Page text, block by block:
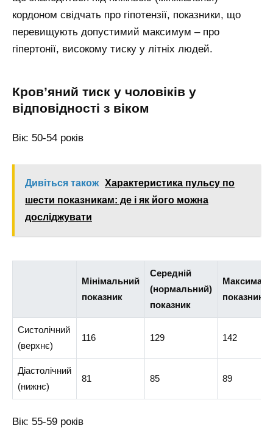
кордоном свідчать про гіпотензії, показники, що
перевищують допустимий максимум – про
гіпертонії, високому тиску у літніх людей.
Кров’яний тиск у чоловіків у
відповідності з віком
Вік: 50-54 років
Дивіться також Характеристика пульсу по
шести показникам: де і як його можна
досліджувати
Мінімальний
показник
Середній
(нормальний)
показник
показник
Систолічний
(верхнє)
116 129 142
Діастолічний
(нижнє)
81 85 89
Вік: 55-59 років